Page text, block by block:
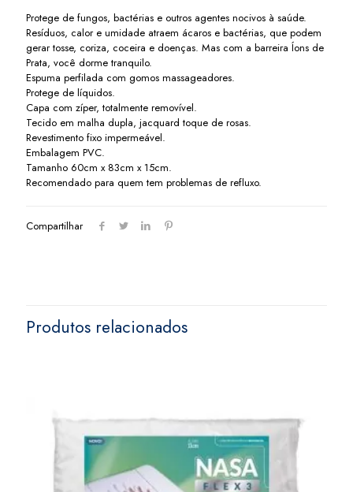
Protege de fungos, bactérias e outros agentes nocivos à saúde.
Resíduos, calor e umidade atraem ácaros e bactérias, que podem
gerar tosse, coriza, coceira e doenças. Mas com a barreira Íons de
Prata, você dorme tranquilo.
Espuma perfilada com gomos massageadores.
Protege de líquidos.
Capa com zíper, totalmente removível.
Tecido em malha dupla, jacquard toque de rosas.
Revestimento fixo impermeável.
Embalagem PVC.
Tamanho 60cm x 83cm x 15cm.
Recomendado para quem tem problemas de refluxo.
Compartilhar
Produtos relacionados